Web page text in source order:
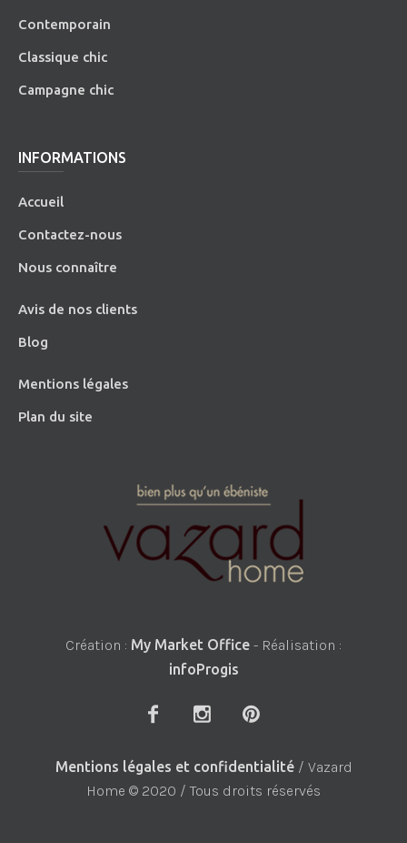
Contemporain
Classique chic
Campagne chic
INFORMATIONS
Accueil
Contactez-nous
Nous connaître
Avis de nos clients
Blog
Mentions légales
Plan du site
Création : My Market Office - Réalisation :
infoProgis
Mentions légales et confidentialité/ Vazard
Home © 2020 / Tous droits réservés